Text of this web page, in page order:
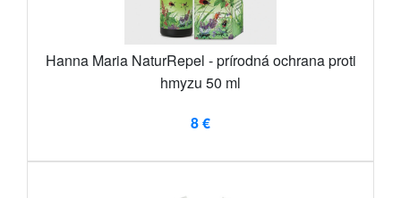
Hanna Maria NaturRepel - prírodná ochrana proti
hmyzu 50 ml
8 €